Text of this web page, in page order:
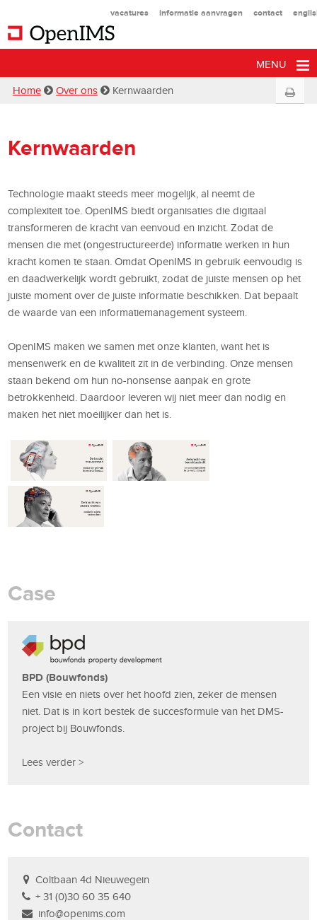
vacatures informatie aanvragen contact
MENU
Home Over ons Kernwaarden
Kernwaarden
Technologie maakt steeds meer mogelijk, al neemt de
complexiteit toe. OpenIMS biedt organisaties die digitaal
transformeren de kracht van eenvoud en inzicht. Zodat de
mensen die met (ongestructureerde) informatie werken in hun
kracht komen te staan. Omdat OpenIMS in gebruik eenvoudig is
en daadwerkelijk wordt gebruikt, zodat de juiste mensen op het
juiste moment over de juiste informatie beschikken. Dat bepaalt
de waarde van een informatiemanagement systeem.
OpenIMS maken we samen met onze klanten, want het is
mensenwerk en de kwaliteit zit in de verbinding. Onze mensen
staan bekend om hun no-nonsense aanpak en grote
betrokkenheid. Daardoor leveren wij niet meer dan nodig en
maken het niet moeilijker dan het is.
Case
BPD (Bouwfonds)
Een visie en niets over het hoofd zien, zeker de mensen
niet. Dat is in kort bestek de succesformule van het DMS-
project bij Bouwfonds.
Lees verder >
Contact
Coltbaan 4d Nieuwegein
+ 31 (0)30 60 35 640
info@openims.com